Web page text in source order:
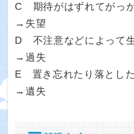
C 期待がはずれてがっ
→失望
D 不注意などによって
→過失
E 置き忘れたり落とし
→遺失